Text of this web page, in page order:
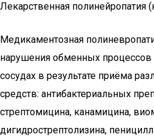
Лекарственная полинейропатия
Медикаментозная
нарушения обменных
сосудах в результате приёма
средств: антибактериальных
стрептомицина, канамицина,
дигидрострептолизина,